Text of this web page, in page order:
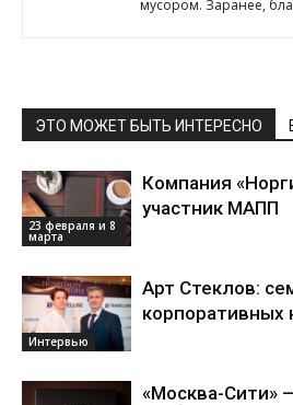
мусором. Заранее,
ЭТО МОЖЕТ БЫТЬ ИНТЕРЕСНО
23 февраля и 8
марта
Компания
участник МАПП
Интервью
Арт Стеклов:
корпоративных
«Москва-Сити»